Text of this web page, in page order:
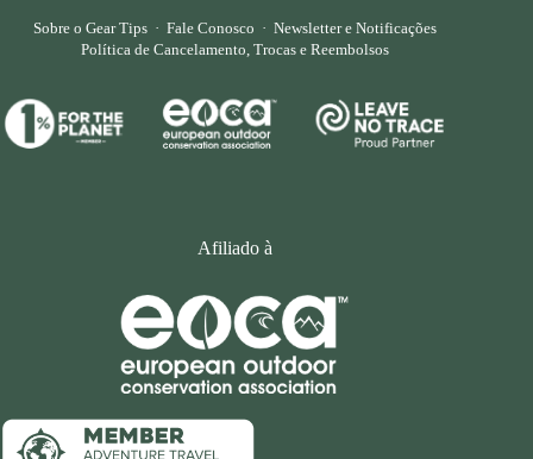
Sobre o Gear Tips· Fale Conosco · Newsletter e Notificações
Política de Cancelamento, Trocas e Reembolsos
Afiliado à